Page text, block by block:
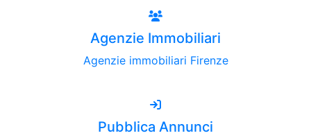
Agenzie Immobiliari
Agenzie immobiliari Firenze
Pubblica Annunci